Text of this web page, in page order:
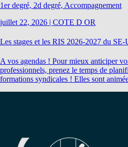
1er degré, 2d degré, Accompagnement
juillet 22, 2026 | COTE D OR
Les stages et les RIS 2026-2027 du SE-
A vos agendas ! Pour mieux anticiper
professionnels, prenez le temps de
formations syndicales ! Elles sont